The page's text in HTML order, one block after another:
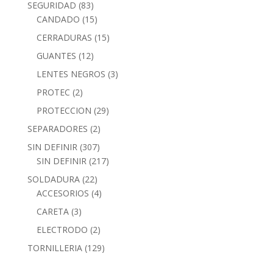
SEGURIDAD (83)
CANDADO (15)
CERRADURAS (15)
GUANTES (12)
LENTES NEGROS (3)
PROTEC (2)
PROTECCION (29)
SEPARADORES (2)
SIN DEFINIR (307)
SIN DEFINIR (217)
SOLDADURA (22)
ACCESORIOS (4)
CARETA (3)
ELECTRODO (2)
TORNILLERIA (129)